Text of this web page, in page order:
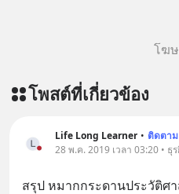
โฆ
โพสต์ที่เกี่ยวข้อง
Life Long Learner • ติดตาม
28 พ.ค. 2019 เวลา 03:20 • ธุ
สรุป หมากกระดานประวัติศา